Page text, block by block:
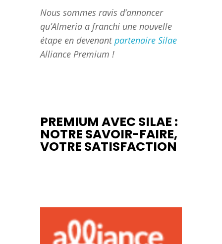
Nous sommes ravis d’annoncer
qu’Almeria a franchi une nouvelle
étape en devenantpartenaire Silae
Alliance Premium !
PREMIUM AVEC SILAE :
NOTRE SAVOIR-FAIRE,
VOTRE SATISFACTION